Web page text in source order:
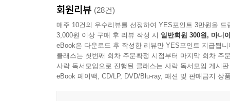
업무에 육아에 집안일까지, 너무나도 바쁜 부모
신경 써야 할 점이 너무 많죠. 무엇보다 오랜
간편하면서도 맛까지 사로잡아야 합니다. 책의
헷갈릴 수 있는 부분들도 최대한 없게 했습니다.
어느 순간부터 완밥을 하게 될 것입니다.
회원리뷰 (28건)
매주 10건의 우수리뷰를 선정하여 YES포인트 3만원을 드
3,000원 이상 구매 후 리뷰 작성 시 일반회원 300원, 마니
eBook은 다운로드 후 작성한 리뷰만 YES포인트 지급됩니
클래스는 첫번째 회차 주문확정 시점부터 마지막 회차 주
사락 독서모임으로 진행된 클래스는 사락 독서모임 게시
eBook 페이백, CD/LP, DVD/Blu-ray, 패션 및 판매금지 상